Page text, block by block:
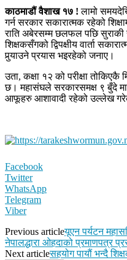
काठमाडौं वैशाख १७ ! लामो
गर्न सरकार सकारात्मक रहेको
राति अबेरसम्म छलफल पछि सुराकी
शिक्षकसँगको द्विपक्षीय वार्ता
पुर्‍याउने प्रयास भइरहेको जनाए।
उता, कक्षा १२ को परीक्षा तोकिएकै
छ। महासंघले सरकारसमक्ष ९ बुँदे
आफूहरु आशावादी रहेको उल्लेख
Facebook
Twitter
WhatsApp
Telegram
Viber
Previous articleयूएन पर्यटन
नेपालद्धारा ओहदाको प्रमाणपत्र
Next articleसहयोग पायौं भन्दै